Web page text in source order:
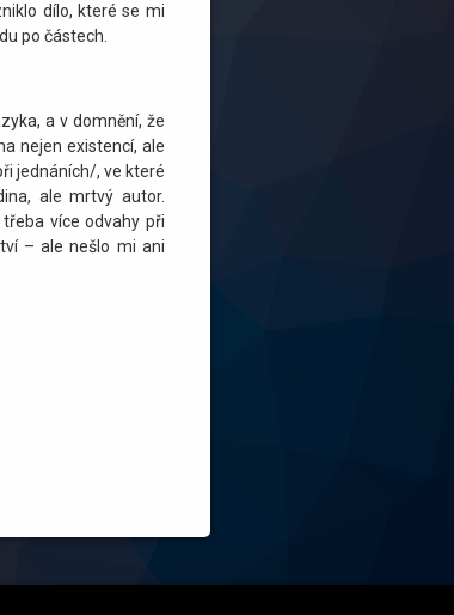
dílo, které se mi
po částech.
a v domnění, že
nejen existencí, ale
jednáních/, ve které
ale mrtvý autor.
více odvahy při
– ale nešlo mi ani